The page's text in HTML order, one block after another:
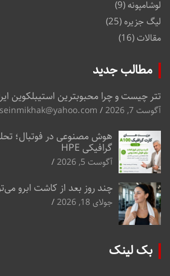
لوشامپونه(9)
لیگ جزیره (25)
مقالات(16)
مطالب جدید
تتر چیست و چرا محبوبترین استیبلکوین
آگوست 7, 2026
هوش مصنوعی در فوتبال؛
گرافیکی HPE
آگوست 5, 2026
چند روز بعد از کاشت ابرو
جولای 18, 2026
بک لینک